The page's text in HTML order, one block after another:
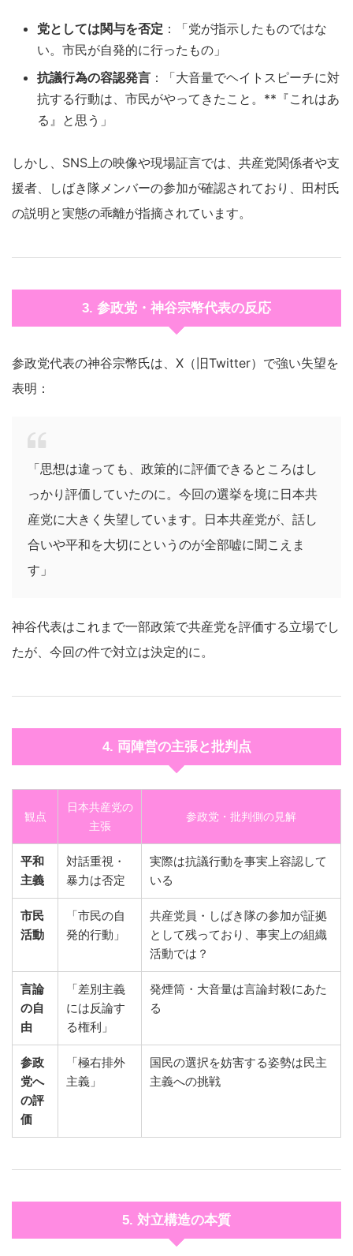
党としては関与を否定 ：「党が指示したものではな
い。市民が自発的に行ったもの」
抗議行為の容認発言 ：「大音量でヘイトスピーチに対
抗する行動は、市民がやってきたこと。**『これはあ
る』と思う」
しかし、SNS上の映像や現場証言では、共産党関係者や支
援者、しばき隊メンバーの参加が確認されており、田村氏
の説明と実態の乖離が指摘されています。
3. 参政党・神谷宗幣代表の反応
参政党代表の神谷宗幣氏は、X（旧Twitter）で強い失望を
表明：
「思想は違っても、政策的に評価できるところはし
っかり評価していたのに。今回の選挙を境に日本共
産党に大きく失望しています。日本共産党が、話し
合いや平和を大切にというのが全部嘘に聞こえま
す」
神谷代表はこれまで一部政策で共産党を評価する立場でし
たが、今回の件で対立は決定的に。
4. 両陣営の主張と批判点
観点
日本共産党の
主張
参政党・批判側の見解
平和
主義
対話重視・
暴力は否定
実際は抗議行動を事実上容認して
いる
市民
活動
「市民の自
発的行動」
共産党員・しばき隊の参加が証拠
として残っており、事実上の組織
活動では？
言論
の自
由
「差別主義
には反論す
る権利」
発煙筒・大音量は言論封殺にあた
る
参政
党へ
の評
価
「極右排外
主義」
国民の選択を妨害する姿勢は民主
主義への挑戦
5. 対立構造の本質